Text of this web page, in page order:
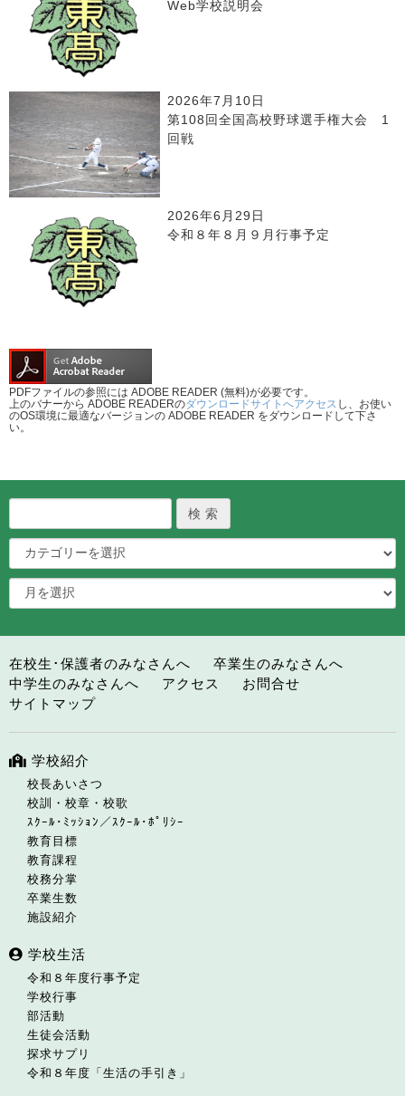
Web学校説明会
2026年7月10日
第108回全国高校野球選手権大会 1
回戦
2026年6月29日
令和８年８月９月行事予定
PDFファイルの参照には ADOBE READER (無料)が必要です。
上のバナーから ADOBE READERのダウンロードサイトへアクセス し、お使い
のOS環境に最適なバージョンの ADOBE READER をダウンロードして下さ
い。
在校生･保護者のみなさんへ
卒業生のみなさんへ
中学生のみなさんへ
アクセス
お問合せ
サイトマップ
学校紹介
校長あいさつ
校訓・校章・校歌
ｽｸｰﾙ･ﾐｯｼｮﾝ／ｽｸｰﾙ･ﾎﾟﾘｼｰ
教育目標
教育課程
校務分掌
卒業生数
施設紹介
学校生活
令和８年度行事予定
学校行事
部活動
生徒会活動
探求サプリ
令和８年度「生活の手引き」